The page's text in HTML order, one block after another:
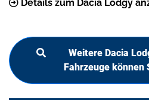
Details zum Dacia Lodgy
Weitere Dacia
Fahrzeuge können